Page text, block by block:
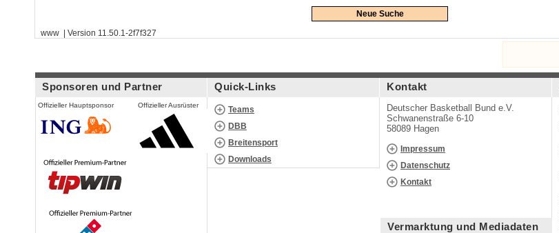
Neue Suche
www | Version 11.50.1-2f7f327
Sponsoren und Partner
Offizieller Hauptsponsor Offizieller Ausrüster
Quick-Links
Teams
DBB
Breitensport
Downloads
Kontakt
Deutscher Basketball Bund e.V.
Schwanenstraße 6-10
58089 Hagen
Impressum
Datenschutz
Kontakt
Vermarktung und Mediadaten